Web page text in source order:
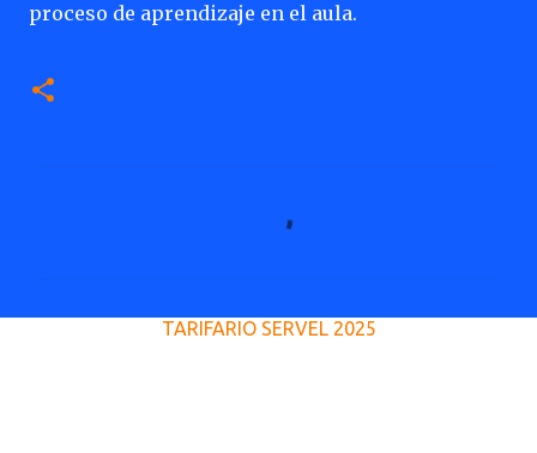
proceso de aprendizaje en el aula.
TARIFARIO SERVEL 2025